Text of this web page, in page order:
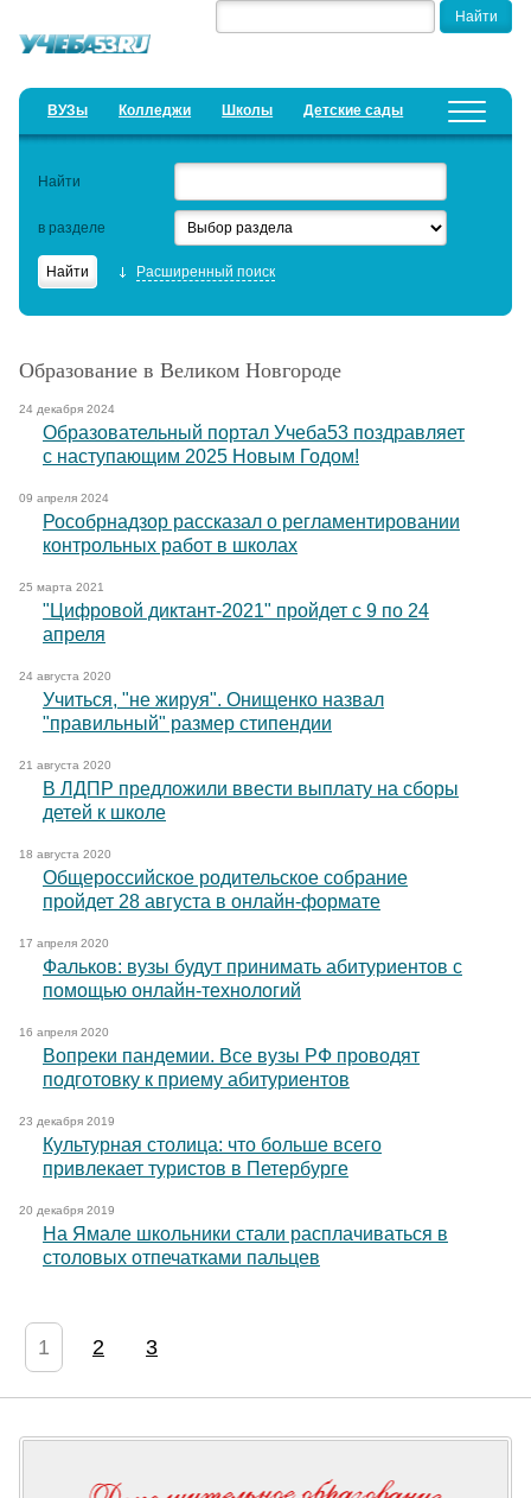
ВУЗы Колледжи Школы Детские сады
Добавить уч. заведение
Найти
в разделе
Расширенный поиск
Образование в Великом Новгороде
24 декабря 2024
Образовательный портал Учеба53 поздравляет
с наступающим 2025 Новым Годом!
09 апреля 2024
Рособрнадзор рассказал о регламентировании
контрольных работ в школах
25 марта 2021
"Цифровой диктант-2021" пройдет с 9 по 24
апреля
24 августа 2020
Учиться, "не жируя". Онищенко назвал
"правильный" размер стипендии
21 августа 2020
В ЛДПР предложили ввести выплату на сборы
детей к школе
18 августа 2020
Общероссийское родительское собрание
пройдет 28 августа в онлайн-формате
17 апреля 2020
Фальков: вузы будут принимать абитуриентов с
помощью онлайн-технологий
16 апреля 2020
Вопреки пандемии. Все вузы РФ проводят
подготовку к приему абитуриентов
23 декабря 2019
Культурная столица: что больше всего
привлекает туристов в Петербурге
20 декабря 2019
На Ямале школьники стали расплачиваться в
столовых отпечатками пальцев
1 2 3